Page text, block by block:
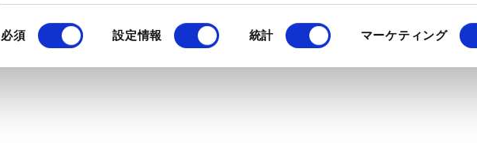
意
必須 設定情報 統計 マーケティング